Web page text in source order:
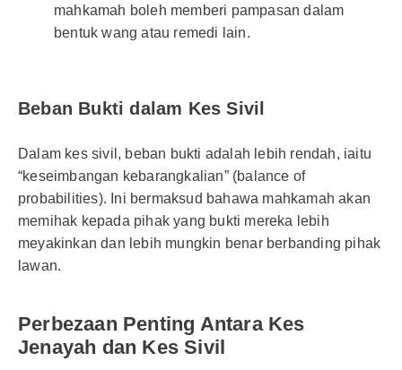
mahkamah boleh memberi pampasan dalam
bentuk wang atau remedi lain.
Beban Bukti dalam Kes Sivil
Dalam kes sivil, beban bukti adalah lebih rendah, iaitu
“keseimbangan kebarangkalian” (balance of
probabilities). Ini bermaksud bahawa mahkamah akan
memihak kepada pihak yang bukti mereka lebih
meyakinkan dan lebih mungkin benar berbanding pihak
lawan.
Perbezaan Penting Antara Kes
Jenayah dan Kes Sivil